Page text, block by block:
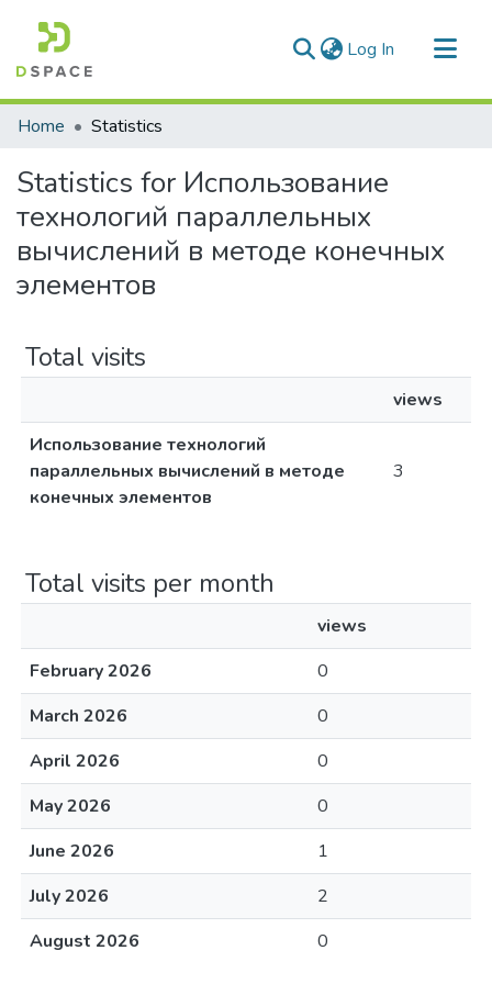
Log In (current)
Communities & Collections
Home Statistics
Statistics for Использование
технологий параллельных
вычислений в методе конечных
элементов
Total visits
views
Использование технологий
параллельных вычислений в методе
конечных элементов
3
Total visits per month
views
February 2026
0
March 2026
0
April 2026
0
May 2026
0
June 2026
1
July 2026
2
August 2026
0